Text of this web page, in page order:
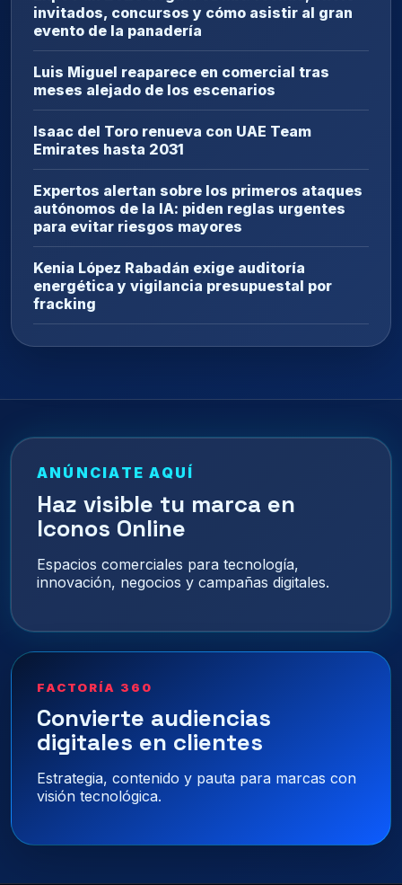
invitados, concursos y cómo asistir al gran
evento de la panadería
Luis Miguel reaparece en comercial tras
meses alejado de los escenarios
Isaac del Toro renueva con UAE Team
Emirates hasta 2031
Expertos alertan sobre los primeros ataques
autónomos de la IA: piden reglas urgentes
para evitar riesgos mayores
Kenia López Rabadán exige auditoría
energética y vigilancia presupuestal por
fracking
ANÚNCIATE AQUÍ
Haz visible tu marca en
Iconos Online
Espacios comerciales para tecnología,
innovación, negocios y campañas digitales.
FACTORÍA 360
Convierte audiencias
digitales en clientes
Estrategia, contenido y pauta para marcas con
visión tecnológica.